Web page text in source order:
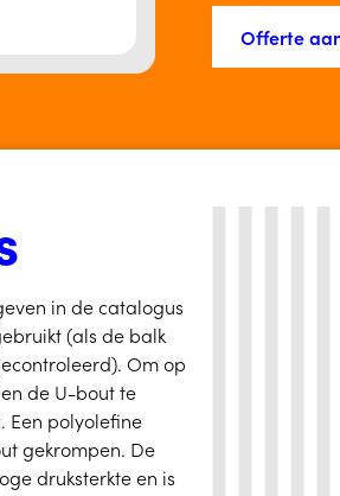
Offerte
in de catalogus
(als de balk
Om op
de U-bout te
Een polyolefine
gekrompen. De
druksterkte en is